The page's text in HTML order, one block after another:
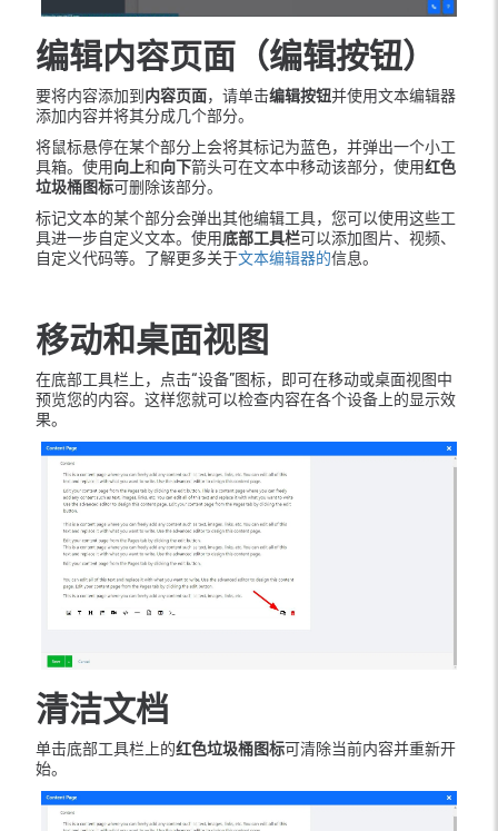
编辑内容页面（编辑按钮）
要将内容添加到 内容页面，请单击编辑按钮并使用文本编辑器
添加内容并将其分成几个部分。
将鼠标悬停在某个部分上会将其标记为蓝色，并弹出一个小工
具箱。使用向上和向下箭头可在文本中移动该部分，使用红色
垃圾桶图标可删除该部分。
标记文本的某个部分会弹出其他编辑工具，您可以使用这些工
具进一步自定义文本。使用底部工具栏可以添加图片、视频、
自定义代码等。了解更多关于文本编辑器的信息。
移动和桌面视图
在底部工具栏上，点击“设备”图标，即可在移动或桌面视图中
预览您的内容。这样您就可以检查内容在各个设备上的显示效
果。
清洁文档
单击底部工具栏上的红色垃圾桶图标可清除当前内容并重新开
始。